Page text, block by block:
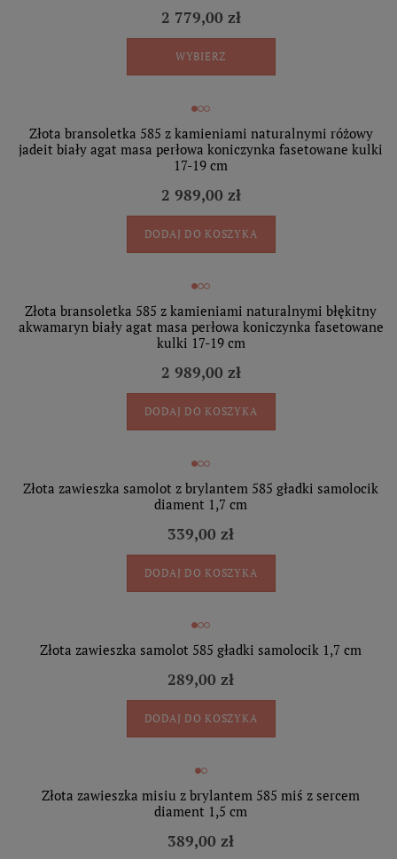
2 779,00 zł
WYBIERZ
Złota bransoletka 585 z kamieniami naturalnymi różowy
jadeit biały agat masa perłowa koniczynka fasetowane kulki
17-19 cm
2 989,00 zł
DODAJ DO KOSZYKA
Złota bransoletka 585 z kamieniami naturalnymi błękitny
akwamaryn biały agat masa perłowa koniczynka fasetowane
kulki 17-19 cm
2 989,00 zł
DODAJ DO KOSZYKA
Złota zawieszka samolot z brylantem 585 gładki samolocik
diament 1,7 cm
339,00 zł
DODAJ DO KOSZYKA
Złota zawieszka samolot 585 gładki samolocik 1,7 cm
289,00 zł
DODAJ DO KOSZYKA
Złota zawieszka misiu z brylantem 585 miś z sercem
diament 1,5 cm
389,00 zł